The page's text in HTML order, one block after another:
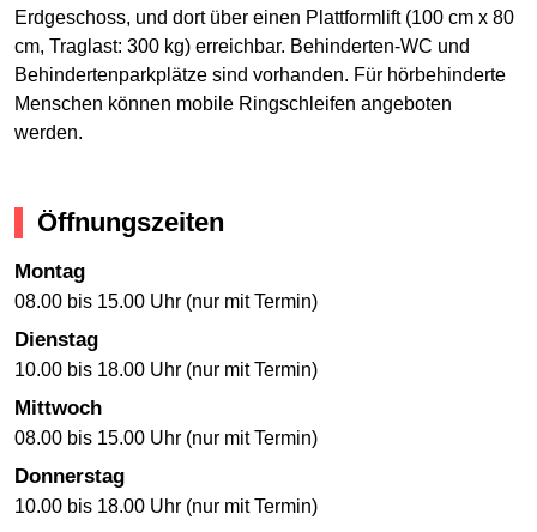
Erdgeschoss, und dort über einen Plattformlift (100 cm x 80
cm, Traglast: 300 kg) erreichbar. Behinderten-WC und
Behindertenparkplätze sind vorhanden. Für hörbehinderte
Menschen können mobile Ringschleifen angeboten
werden.
Öffnungszeiten
Montag
08.00 bis 15.00 Uhr (nur mit Termin)
Dienstag
10.00 bis 18.00 Uhr (nur mit Termin)
Mittwoch
08.00 bis 15.00 Uhr (nur mit Termin)
Donnerstag
10.00 bis 18.00 Uhr (nur mit Termin)